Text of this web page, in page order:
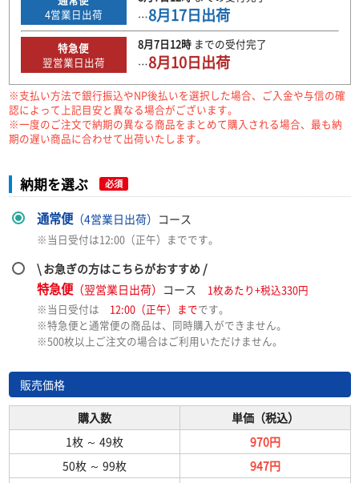
4営業日出荷
…8月17日出荷
特急便
翌営業日出荷
8月7日12時までの受付完了
…8月10日出荷
※支払い方法で銀行振込やNP後払いを選択した場合、ご入金や与信の確
認によって上記目安と異なる場合がございます。
※一度のご注文で納期の異なる商品をまとめて購入される場合、最も納
期の遅い商品に合わせて出荷いたします。
納期を選ぶ 必須
通常便（4営業日出荷） コース
※当日受付は12:00（正午）までです。
\ お急ぎの方はこちらがおすすめ /
特急便（翌営業日出荷） コース
1枚あたり+税込330円
※当日受付は 12:00（正午）までです。
※特急便と通常便の商品は、同時購入ができません。
※500枚以上ご注文の場合はご利用いただけません。
販売価格
購入数
単価（税込）
1枚 ～ 49枚
970円
50枚 ～ 99枚
947円